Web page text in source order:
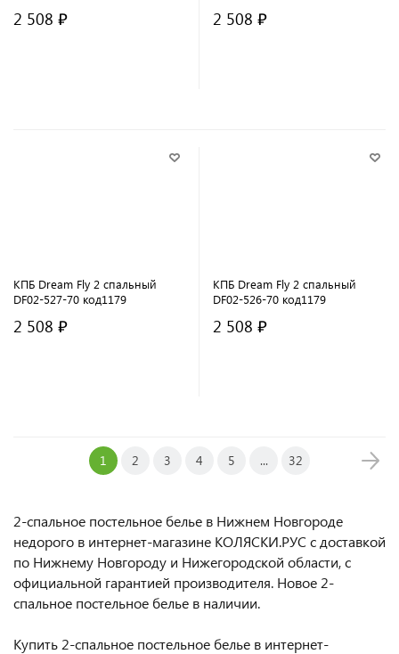
2 508 ₽ 2 508 ₽
КПБ Dream Fly 2 спальный
DF02-527-70 код1179
2 508 ₽
КПБ Dream Fly 2 спальный
DF02-526-70 код1179
2 508 ₽
1 2 3 4 5 ... 32
2-спальное постельное белье в Нижнем Новгороде
недорого в интернет-магазине КОЛЯСКИ.РУС с доставкой
по Нижнему Новгороду и Нижегородской области, с
официальной гарантией производителя. Новое 2-
спальное постельное белье в наличии.
Купить 2-спальное постельное белье в интернет-